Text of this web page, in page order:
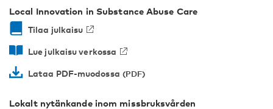
Local Innovation in Substance Abuse Care
Tilaa julkaisu
Lue julkaisu verkossa
Lataa PDF-muodossa
Lokalt nytänkande inom missbruksvården